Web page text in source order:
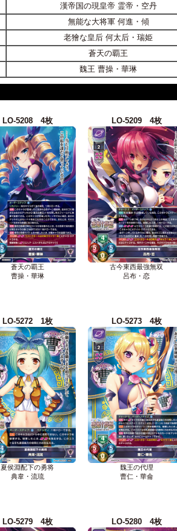
漢帝国の現皇帝 霊帝・空丹
無能な大将軍 何進・傾
老獪な皇后 何太后・瑞姫
蒼天の覇王
魏王 曹操・華琳
LO-5208 4枚
蒼天の覇王
曹操・華琳
LO-5209 4枚
古今東西最強無双
呂布・恋
LO-5272 1枚
夏侯淵配下の勇将
典韋・流琉
LO-5273 4枚
魏王の代理
曹仁・華侖
LO-5279 4枚 LO-5280 4枚